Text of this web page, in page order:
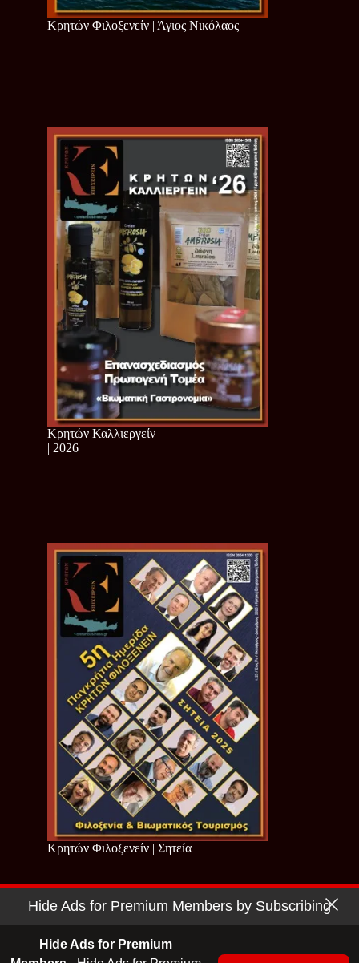
Κρητών Φιλοξενείν | Άγιος Νικόλαος
Κρητών Καλλιεργείν
| 2026
Κρητών Φιλοξενείν | Σητεία
Copyright © 2026 - Cretan Business | Κρητών Επιχειρείν
Hide Ads for Premium Members by Subscribing
Hide Ads for Premium